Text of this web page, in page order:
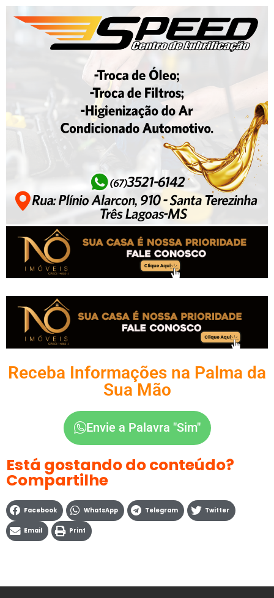
Receba Informações na Palma da
Sua Mão
Envie a Palavra "Sim"
Está gostando do conteúdo?
Compartilhe
Facebook WhatsApp Telegram Twitter
Email Print